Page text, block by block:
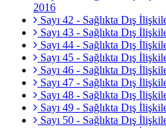
2016
Sayı 42 - Sağlıkta Dış
Sayı 43 - Sağlıkta Dış
Sayı 44 - Sağlıkta Dış
Sayı 45 - Sağlıkta Dış
Sayı 46 - Sağlıkta Dış
Sayı 47 - Sağlıkta Dış
Sayı 48 - Sağlıkta Dış
Sayı 49 - Sağlıkta Dış
Sayı 50 - Sağlıkta Dış